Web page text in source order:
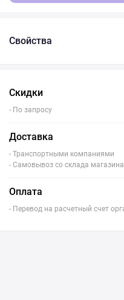
Свойства
Скидки
- По запросу
Доставка
- Транспортными компаниями
- Самовывоз со склада
Оплата
- Перевод на расчетный счет